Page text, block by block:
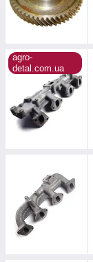
agro-
detal.com.ua